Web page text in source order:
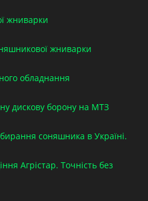
жниварки
жниварки
обладнання
дискову борону на МТЗ
соняшника в Україні.
Агрістар. Точність без